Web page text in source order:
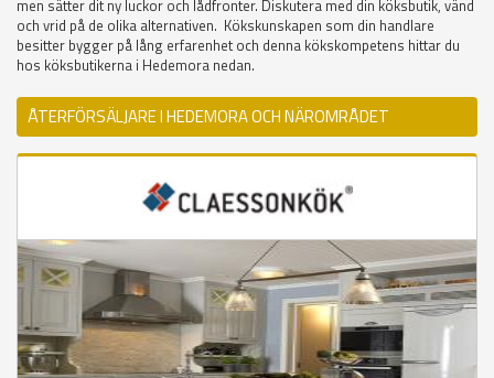
men sätter dit ny luckor och lådfronter. Diskutera med din köksbutik, vänd
och vrid på de olika alternativen. Kökskunskapen som din handlare
besitter bygger på lång erfarenhet och denna kökskompetens hittar du
hos köksbutikerna i Hedemora nedan.
ÅTERFÖRSÄLJARE I HEDEMORA OCH NÄROMRÅDET